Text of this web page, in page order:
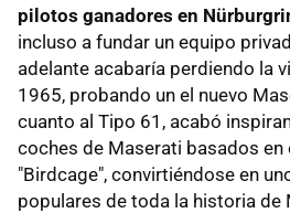
pilotos ganadores en
incluso a fundar un equipo
adelante acabaría perdiendo la
1965, probando un el nuevo
cuanto al Tipo 61, acabó
coches de Maserati basados
"Birdcage", convirtiéndose en
populares de toda la historia de